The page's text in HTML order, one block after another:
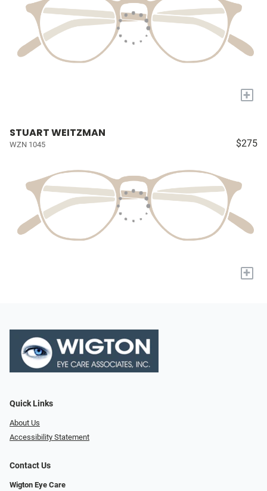
+
STUART WEITZMAN
WZN 1045 $275
+
Quick Links
About Us
Accessibility Statement
Contact Us
Wigton Eye Care